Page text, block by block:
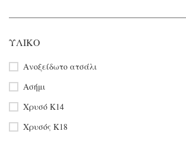
ΥΛΙΚΌ
Ανοξείδωτο ατσάλι
Ασήμι
Χρυσό Κ14
Χρυσός Κ18